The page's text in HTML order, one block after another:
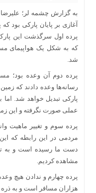
آغازی بر پایان پارکی بود
پرده اول سرگذشت این
که به شکل یک هواپیمای
شد.
پرده دوم آن وعده بود؛
پارکی تبدیل خواهد شد. اما
عملی صورت نگرفته و این
پرده سوم و تغییر ماهیت
مردمی در این رابطه که
دست ما رسیده است و به
مشاهده کردیم.
پرده چهارم و ندادن هیچ
هزاران مسافر است و به